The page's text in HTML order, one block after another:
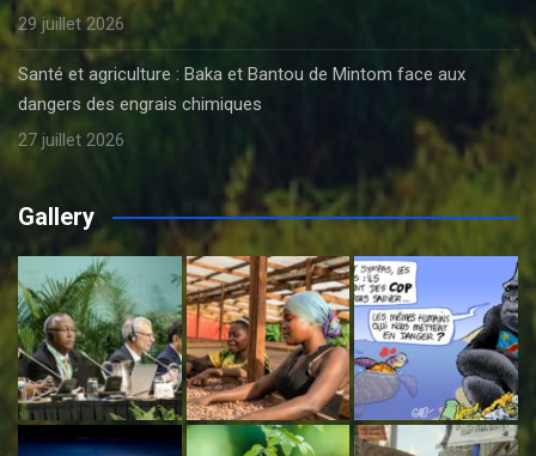
29 juillet 2026
Santé et agriculture : Baka et Bantou de Mintom face aux
dangers des engrais chimiques
27 juillet 2026
Gallery